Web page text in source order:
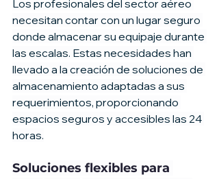
Los profesionales del sector aéreo
necesitan contar con un lugar seguro
donde almacenar su equipaje durante
las escalas. Estas necesidades han
llevado a la creación de soluciones de
almacenamiento adaptadas a sus
requerimientos, proporcionando
espacios seguros y accesibles las 24
horas.
Soluciones flexibles para